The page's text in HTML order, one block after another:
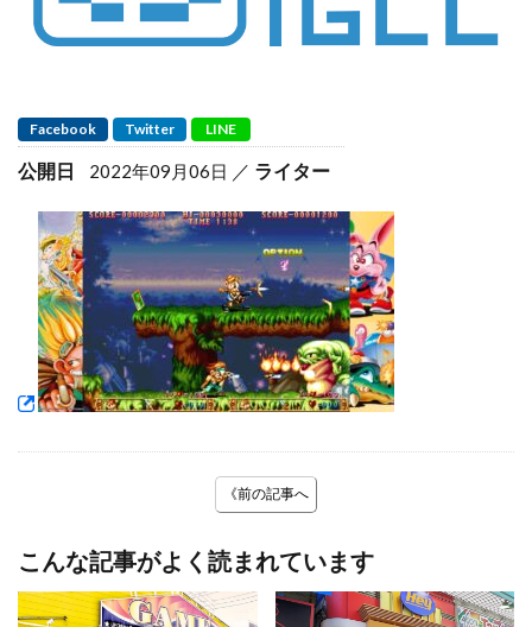
Facebook Twitter LINE
公開日 2022年09月06日 ライター
《前の記事へ
こんな記事がよく読まれています